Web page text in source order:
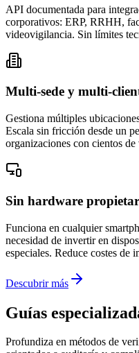
API documentada para
corporativos: ERP, RRHH,
videovigilancia. Sin límites
Multi-sede y multi-
Gestiona múltiples
Escala sin fricción desde un
organizaciones con cientos de
Sin hardware
Funciona en cualquier
necesidad de invertir en
especiales. Reduce costes de
Descubrir más
Guías
Profundiza en métodos de